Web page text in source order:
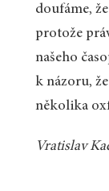
doufáme,
protože
našeho
k názoru,
několika
Vratislav